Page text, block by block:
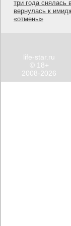
три года снялась
вернулась к
«отмены»
life-star.ru
© 18+
2008-2026